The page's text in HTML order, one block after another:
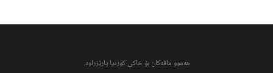
هەموو مافەکان بۆ خاکی کوردیا پارێزراوە.